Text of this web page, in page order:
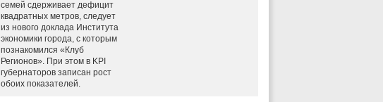
семей сдерживает дефицит
квадратных метров, следует
из нового доклада Института
экономики города, с которым
познакомился «Клуб
Регионов». При этом в KPI
губернаторов записан рост
обоих показателей.